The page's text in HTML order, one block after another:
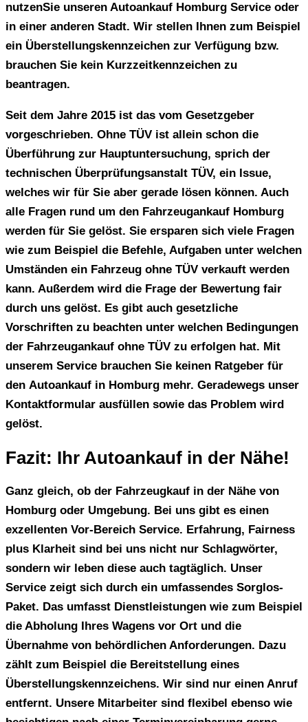
nutzenSie unseren Autoankauf Homburg Service oder
in einer anderen Stadt. Wir stellen Ihnen zum Beispiel
ein Überstellungskennzeichen zur Verfügung bzw.
brauchen Sie kein Kurzzeitkennzeichen zu
beantragen.
Seit dem Jahre 2015 ist das vom Gesetzgeber
vorgeschrieben. Ohne TÜV ist allein schon die
Überführung zur Hauptuntersuchung, sprich der
technischen Überprüfungsanstalt TÜV, ein Issue,
welches wir für Sie aber gerade lösen können. Auch
alle Fragen rund um den Fahrzeugankauf Homburg
werden für Sie gelöst. Sie ersparen sich viele Fragen
wie zum Beispiel die Befehle, Aufgaben unter welchen
Umständen ein Fahrzeug ohne TÜV verkauft werden
kann. Außerdem wird die Frage der Bewertung fair
durch uns gelöst. Es gibt auch gesetzliche
Vorschriften zu beachten unter welchen Bedingungen
der Fahrzeugankauf ohne TÜV zu erfolgen hat. Mit
unserem Service brauchen Sie keinen Ratgeber für
den Autoankauf in Homburg mehr. Geradewegs unser
Kontaktformular ausfüllen sowie das Problem wird
gelöst.
Fazit: Ihr Autoankauf in der Nähe!
Ganz gleich, ob der Fahrzeugkauf in der Nähe von
Homburg oder Umgebung. Bei uns gibt es einen
exzellenten Vor-Bereich Service. Erfahrung, Fairness
plus Klarheit sind bei uns nicht nur Schlagwörter,
sondern wir leben diese auch tagtäglich. Unser
Service zeigt sich durch ein umfassendes Sorglos-
Paket. Das umfasst Dienstleistungen wie zum Beispiel
die Abholung Ihres Wagens vor Ort und die
Übernahme von behördlichen Anforderungen. Dazu
zählt zum Beispiel die Bereitstellung eines
Überstellungskennzeichens. Wir sind nur einen Anruf
entfernt. Unsere Mitarbeiter sind flexibel ebenso wie